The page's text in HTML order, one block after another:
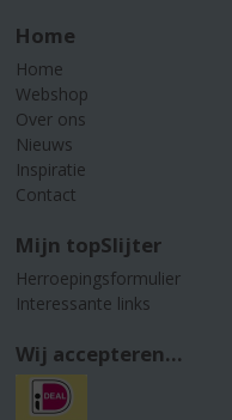
Home
Home
Webshop
Over ons
Nieuws
Inspiratie
Contact
Mijn topSlijter
Herroepingsformulier
Interessante links
Wij accepteren...